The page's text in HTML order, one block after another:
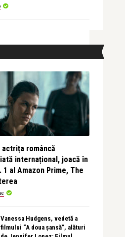
actrița româncă
internațional, joacă în
1 al Amazon Prime, The
Vanessa Hudgens, vedetă a
filmului “A doua șansă”, alături